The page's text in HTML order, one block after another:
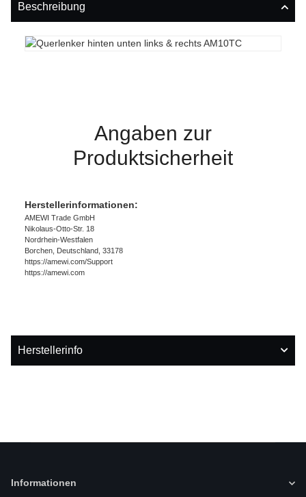
Beschreibung
Angaben zur
Produktsicherheit
Herstellerinformationen:
AMEWI Trade GmbH
Nikolaus-Otto-Str. 18
Nordrhein-Westfalen
Borchen, Deutschland, 33178
https://amewi.com/Support
https://amewi.com
Herstellerinfo
Informationen